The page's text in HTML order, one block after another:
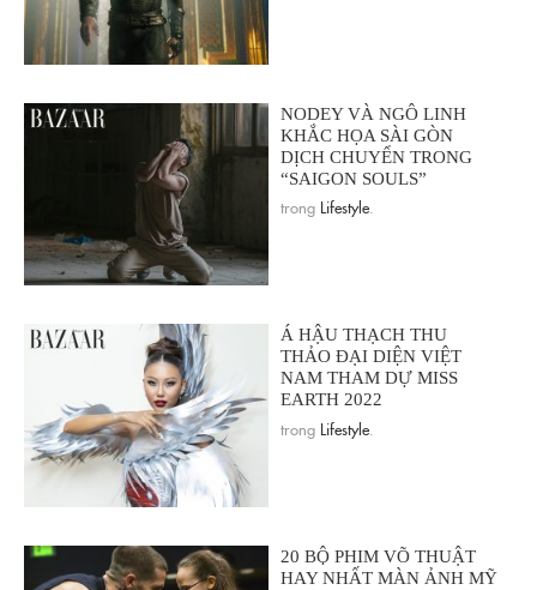
NODEY VÀ NGÔ LINH
KHẮC HỌA SÀI GÒN
DỊCH CHUYỂN TRONG
“SAIGON SOULS”
trong Lifestyle
Á HẬU THẠCH THU
THẢO ĐẠI DIỆN VIỆT
NAM THAM DỰ MISS
EARTH 2022
trong Lifestyle
20 BỘ PHIM VÕ THUẬT
HAY NHẤT MÀN ẢNH MỸ